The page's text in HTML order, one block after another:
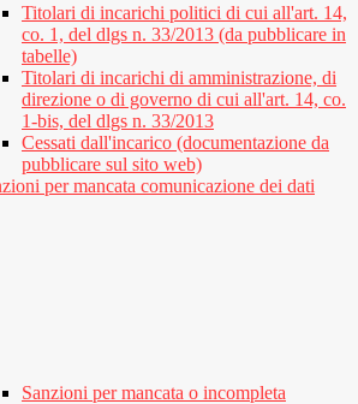
Titolari di incarichi politici di cui all'art. 14,
co. 1, del dlgs n. 33/2013 (da pubblicare in
tabelle)
Titolari di incarichi di amministrazione, di
direzione o di governo di cui all'art. 14, co.
1-bis, del dlgs n. 33/2013
Cessati dall'incarico (documentazione da
pubblicare sul sito web)
per mancata comunicazione dei dati
Sanzioni per mancata o incompleta